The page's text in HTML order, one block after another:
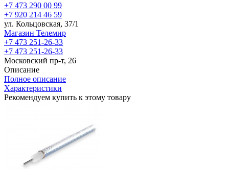
+7 473 290 00 99
+7 920 214 46 59
ул. Кольцовская, 37/1
Магазин Телемир
+7 473 251-26-33
+7 473 251-26-33
Московский пр-т, 26
Описание
Полное описание
Характеристики
Рекомендуем купить к этому товару